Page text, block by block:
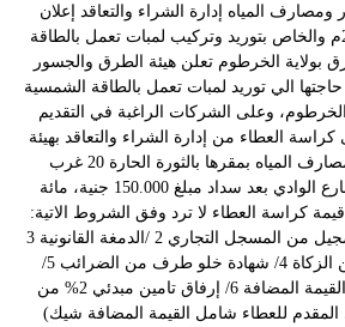
المياه إدارة الشراء والتعاقد إعلان
عطاء (6) للعام 2025م والخاص بتوريد وتركيب لمبات تعمل بالطاقة
بولاية الخرطوم تعلن هيئة الطرق والجسور
الي توريد لمبات تعمل بالطاقة الشمسية
الخرطوم، وعلى الشركات الراغبة في التقديم
العطاء من إدارة الشراء والتعاقد بهيئة
الطرق والجسور و مصارف المياه بمقرها بالثورة الحارة 20 غرب
محطة وقود النيل شارع الوادي بعد سداد مبلغ 150.000 جنية، مائة
كراسة العطاء لا ترد وفق الشروط الاتية:
1/ إرفاق شهادة التسجيل من المسجل التجاري 2 /الدمغة القانونية 3
/شهادة إبراء ذمة من الزكاة 4/ شهادة خلو طرف من الضرائب 5/
شهادة تسجيل على القيمة المضافة 6/ إرفاق تامين مبدئي 2% من
للعطاء شامل القيمة المضافة شيك)